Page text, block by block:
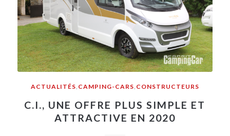
ACTUALITÉS, CAMPING-CARS, CONSTRUCTEURS
C.I., UNE OFFRE PLUS SIMPLE ET
ATTRACTIVE EN 2020